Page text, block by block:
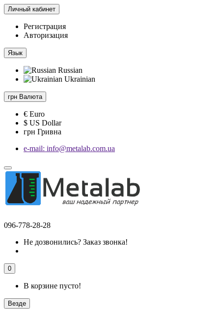
Личный кабинет
Регистрация
Авторизация
Язык
Russian
Ukrainian
грн Валюта
€ Euro
$ US Dollar
грн Гривна
e-mail: info@metalab.com.ua
096-778-28-28
Не дозвонились? Заказ звонка!
0
В корзине пусто!
Везде